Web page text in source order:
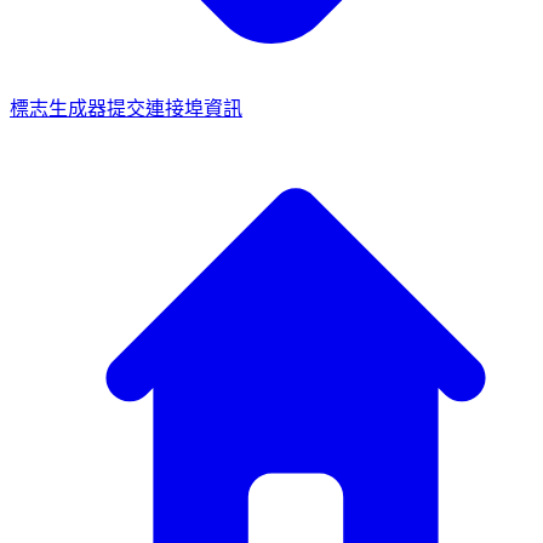
標志生成器提交連接埠資訊